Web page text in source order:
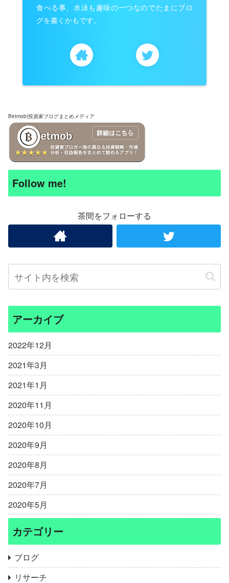
食べる事、水泳も趣味の一つなのでたまにブロ
グを書くかもです。
Betmob|投資家ブログまとめメディア
Follow me!
茶間をフォローする
アーカイブ
2022年12月
2021年3月
2021年1月
2020年11月
2020年10月
2020年9月
2020年8月
2020年7月
2020年5月
カテゴリー
ブログ
リサーチ